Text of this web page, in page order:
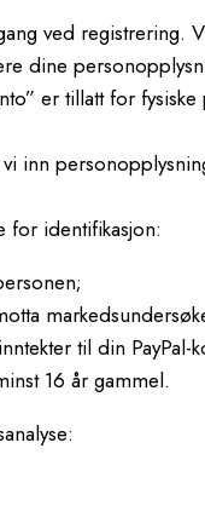
ved
dine
er tillatt for
inn
for identifikasjon:
til din PayPal-
16 år gammel.